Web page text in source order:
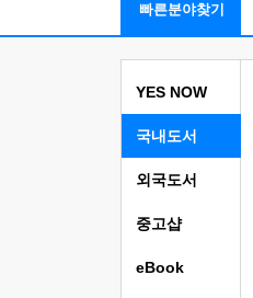
빠른분야찾기
YES NOW
국내도서
외국도서
중고샵
eBook